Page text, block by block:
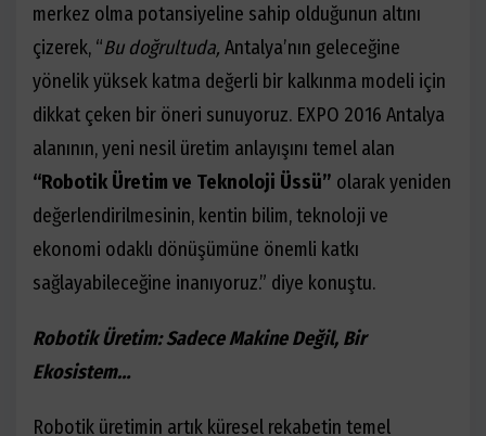
merkez olma potansiyeline sahip olduğunun altını
çizerek, “Bu doğrultuda, Antalya’nın geleceğine
yönelik yüksek katma değerli bir kalkınma modeli için
dikkat çeken bir öneri sunuyoruz. EXPO 2016 Antalya
alanının, yeni nesil üretim anlayışını temel alan
“Robotik Üretim ve Teknoloji Üssü” olarak yeniden
değerlendirilmesinin, kentin bilim, teknoloji ve
ekonomi odaklı dönüşümüne önemli katkı
sağlayabileceğine inanıyoruz.” diye konuştu.
Robotik Üretim: Sadece Makine Değil, Bir
Ekosistem…
Robotik üretimin artık küresel rekabetin temel